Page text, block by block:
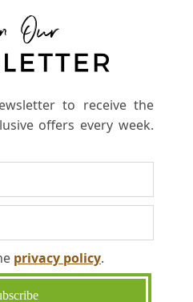
to receive the
offers every week.
privacy policy.